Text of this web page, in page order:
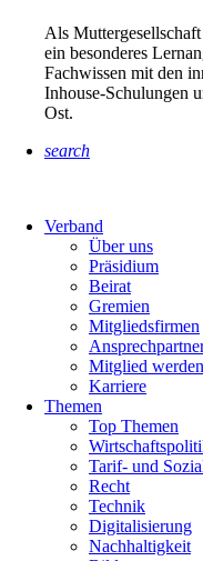
Als
ein besonderes
Fachwissen mit den
Inhouse-Schulungen
Ost.
search
Verband
Über uns
Präsidium
Beirat
Gremien
Mitgliedsfirmen
Mitglied werden
Karriere
Themen
Top Themen
Tarif- und
Recht
Technik
Digitalisierung
Nachhaltigkeit